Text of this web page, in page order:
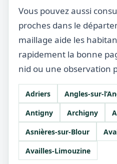
Vous pouvez aussi
proches dans le
maillage aide les
rapidement la bonne
nid ou une observation
Adriers Angles-sur-
Antigny
Archigny
Asnières-sur-Blour
Availles-Limouzine